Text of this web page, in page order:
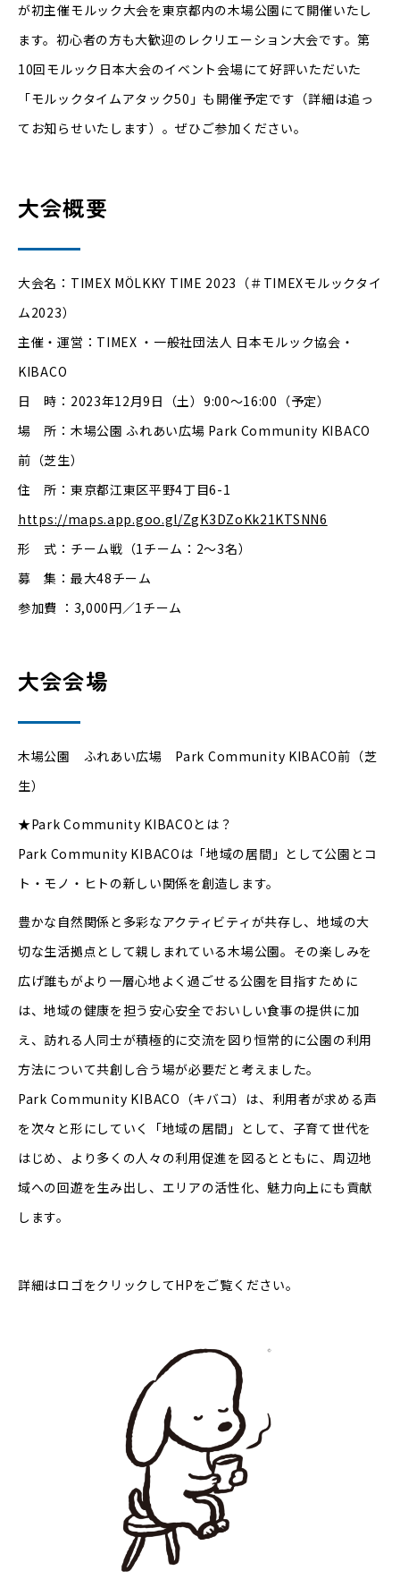
が初主催モルック大会を東京都内の木場公園にて開催いたし
ます。初心者の方も大歓迎のレクリエーション大会です。第
10回モルック日本大会のイベント会場にて好評いただいた
「モルックタイムアタック50」も開催予定です（詳細は追っ
てお知らせいたします）。ぜひご参加ください。
大会概要
大会名：TIMEX MÖLKKY TIME 2023（＃TIMEXモルックタイ
ム2023）
主催・運営：TIMEX ・一般社団法人 日本モルック協会・
KIBACO
日 時：2023年12月9日（土）9:00〜16:00（予定）
場 所：木場公園 ふれあい広場 Park Community KIBACO
前（芝生）
住 所：東京都江東区平野4丁目6-1
https://maps.app.goo.gl/ZgK3DZoKk21KTSNN6
形 式：チーム戦（1チーム：2～3名）
募 集：最大48チーム
参加費 ：3,000円／1チーム
大会会場
木場公園 ふれあい広場 Park Community KIBACO前（芝
生）
★Park Community KIBACOとは？
Park Community KIBACOは「地域の居間」として公園とコ
ト・モノ・ヒトの新しい関係を創造します。
豊かな自然関係と多彩なアクティビティが共存し、地域の大
切な生活拠点として親しまれている木場公園。その楽しみを
広げ誰もがより一層心地よく過ごせる公園を目指すために
は、地域の健康を担う安心安全でおいしい食事の提供に加
え、訪れる人同士が積極的に交流を図り恒常的に公園の利用
方法について共創し合う場が必要だと考えました。
Park Community KIBACO（キバコ）は、利用者が求める声
を次々と形にしていく「地域の居間」として、子育て世代を
はじめ、より多くの人々の利用促進を図るとともに、周辺地
域への回遊を生み出し、エリアの活性化、魅力向上にも貢献
します。
詳細はロゴをクリックしてHPをご覧ください。